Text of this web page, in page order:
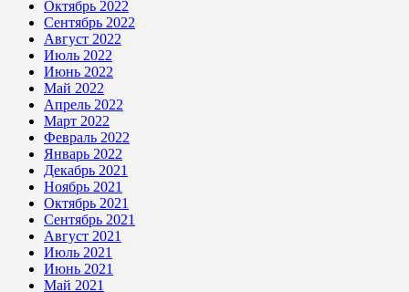
Октябрь 2022
Сентябрь 2022
Август 2022
Июль 2022
Июнь 2022
Май 2022
Апрель 2022
Март 2022
Февраль 2022
Январь 2022
Декабрь 2021
Ноябрь 2021
Октябрь 2021
Сентябрь 2021
Август 2021
Июль 2021
Июнь 2021
Май 2021